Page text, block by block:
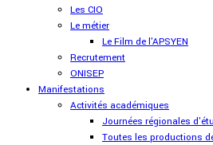
Les CIO
Le métier
Le Film de l'APSYEN
Recrutement
ONISEP
Manifestations
Activités académiques
Journées régionales
Toutes les productions